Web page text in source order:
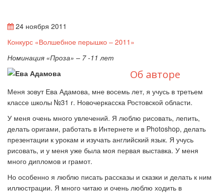
24 ноября 2011
Конкурс «Волшебное перышко – 2011»
Номинация «Проза» – 7 -11 лет
Об авторе
Меня зовут Ева Адамова, мне восемь лет, я учусь в третьем
классе школы №31 г. Новочеркасска Ростовской области.
У меня очень много увлечений. Я люблю рисовать, лепить,
делать оригами, работать в Интернете и в Photoshop, делать
презентации к урокам и изучать английский язык. Я учусь
рисовать, и у меня уже была моя первая выставка. У меня
много дипломов и грамот.
Но особенно я люблю писать рассказы и сказки и делать к ним
иллюстрации. Я много читаю и очень люблю ходить в